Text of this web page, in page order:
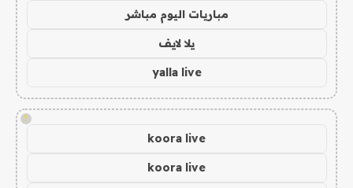
مباريات اليوم مباشر
يلا لايف
yalla live
!
koora live
koora live